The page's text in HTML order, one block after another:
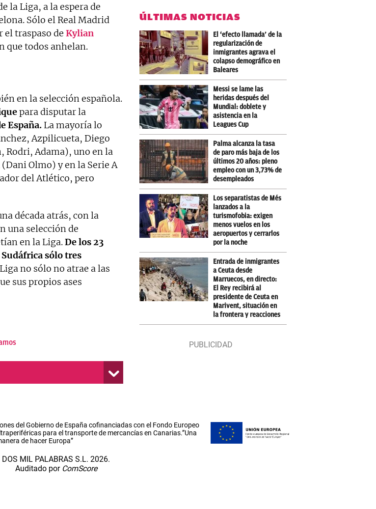
la Liga, a la espera de
Sólo el Real Madrid
el traspaso de Kylian
que todos anhelan.
en la selección española.
para disputar la
España. La mayoría lo
Azpilicueta, Diego
Rodri, Adama), uno en la
Olmo) y en la Serie A
del Atlético, pero
década atrás, con la
una selección de
en la Liga.De los 23
sólo tres
no sólo no atrae a las
sus propios ases
ÚLTIMAS NOTICIAS
El ‘efecto llamada’ de la
regularización de
inmigrantes agrava el
colapso demográfico en
Baleares
Messi se lame las
heridas después del
Mundial: doblete y
asistencia en la
Leagues Cup
Palma alcanza la tasa
de paro más baja de los
últimos 20 años: pleno
empleo con un 3,73% de
desempleados
Los separatistas de Més
lanzados a la
turismofobia: exigen
menos vuelos en los
aeropuertos y cerrarlos
por la noche
Entrada de inmigrantes
a Ceuta desde
Marruecos, en directo:
El Rey recibirá al
presidente de Ceuta en
Marivent, situación en
la frontera y reacciones
del Gobierno de España cofinanciadas con el Fondo Europeo
para el transporte de mercancías en Canarias.”Una
de hacer Europa”
DOS MIL PALABRAS S.L. 2026.
Auditado por ComScore